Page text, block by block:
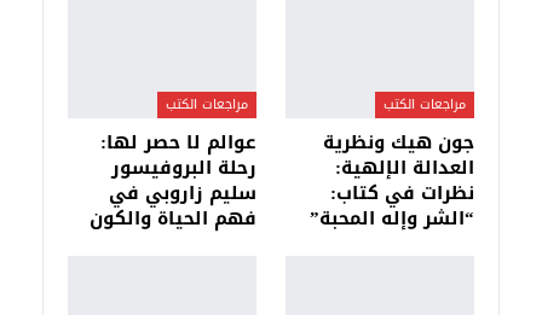
مراجعات الكتب
جون هيك ونظرية
العدالة الإلهية:
نظرات في كتاب:
“الشر وإله المحبة”
مراجعات الكتب
عوالم لا حصر لها:
رحلة البروفيسور
سليم زاروبي في
فهم الحياة والكون